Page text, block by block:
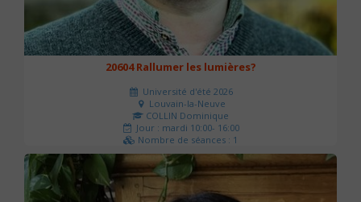
20604 Rallumer les lumières?
Université d'été 2026
Louvain-la-Neuve
COLLIN Dominique
Jour : mardi 10:00- 16:00
Nombre de séances : 1
60 €